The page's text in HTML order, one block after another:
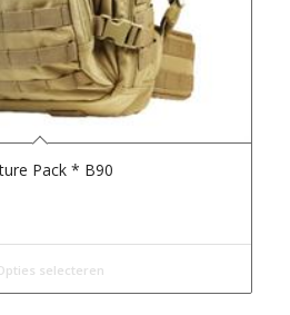
Pack * B90
selecteren